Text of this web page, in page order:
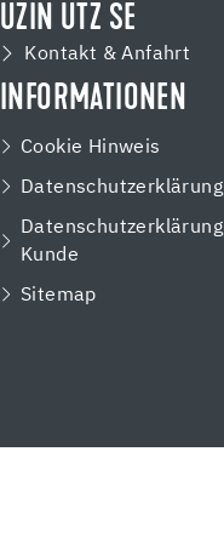
UZIN UTZ SE
Kontakt & Anfahrt
INFORMATIONEN
Cookie Hinweis
Datenschutzerklärung
Datenschutzerklärung
Kunde
Sitemap